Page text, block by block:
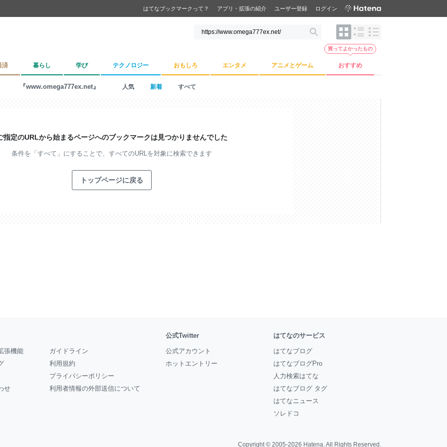
はてなブックマークって？ アプリ・拡張の紹介 ユーザー登録 ログイン
済 暮らし 学び テクノロジー おもしろ エンタメ アニメとゲーム おすすめ
買ってよかったもの
『www.omega777ex.net』 人気 新着 すべて
指定のURLから始まるページへのブックマークは見つかりませんでした
条件を「すべて」にすることで、 すべてのURLを対象に検索できます
トップページに戻る
張機能
せ
ガイドライン
利用規約
プライバシーポリシー
利用者情報の外部送信について
公式Twitter
公式アカウント
ホットエントリー
はてなのサービス
はてなブログ
はてなブログPro
人力検索はてな
はてなブログ タグ
はてなニュース
ソレドコ
Copyright © 2005-2026 Hatena. All Rights Reserved.